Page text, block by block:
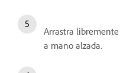
Arrastra
a mano alzada.